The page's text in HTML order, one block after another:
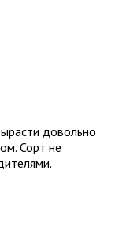
довольно
Сорт не